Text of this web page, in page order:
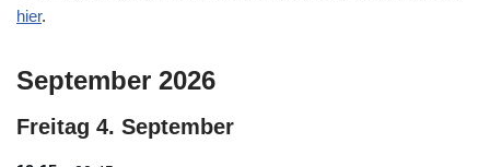
hier.
September 2026
Freitag 4. September